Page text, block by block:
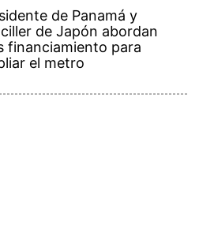
de Panamá y
de Japón abordan
financiamiento para
el metro